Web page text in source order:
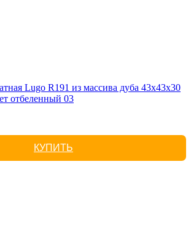
Lugo R191 из массива дуба 43х43х30
отбеленный 03
КУПИТЬ